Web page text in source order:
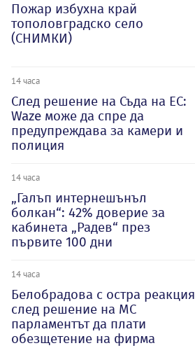
Пожар избухна край
тополовградско село
(СНИМКИ)
14 часа
След решение на Съда на ЕС:
Waze може да спре да
предупреждава за камери и
полиция
14 часа
„Галъп интернешънъл
болкан“: 42% доверие за
кабинета „Радев“ през
първите 100 дни
14 часа
Белобрадова с остра реакция
след решение на МС
парламентът да плати
обезщетение на фирма